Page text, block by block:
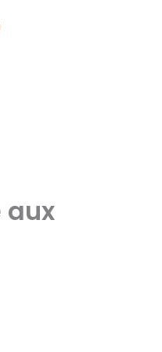
aux